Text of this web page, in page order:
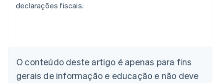
declarações fiscais.
O conteúdo deste artigo é apenas para fins
gerais de informação e educação e não deve
Deutsch English
Austrália